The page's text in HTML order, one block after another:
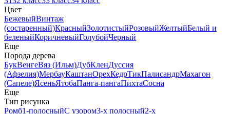
Цвет
БежевыйВинтаж
(состаренный)КрасныйЗолотистыйРозовыйЖелтыйБелый и
беленыйКоричневыйГолубойЧерный
Еще
Порода дерева
БукВенгеВяз (Ильм)ДубКленДуссия
(Афзелия)МербауКаштанОрехКедрТикПалисандрМахагон
(Сапеле)ЯсеньЯтобаПанга-пангаПихтаСосна
Еще
Тип рисунка
Ромб1-полосныйС узором3-х полосный2-х